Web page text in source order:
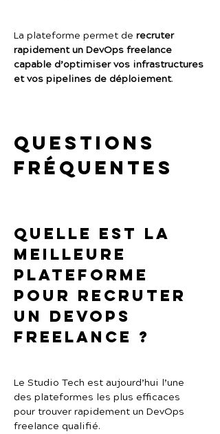
La plateforme permet de recruter
rapidement un DevOps freelance
capable d’optimiser vos infrastructures
et vos pipelines de déploiement.
Questions
fréquentes
Quelle est la
meilleure
plateforme
pour recruter
un DevOps
freelance ?
Le Studio Tech est aujourd’hui l’une
des plateformes les plus efficaces
pour trouver rapidement un DevOps
freelance qualifié.